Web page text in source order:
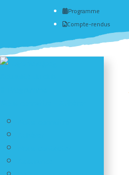
Programme
Compte-rendus